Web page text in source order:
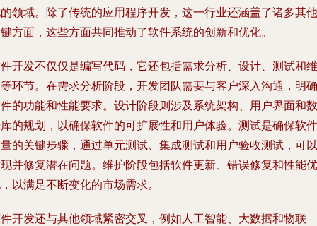
领域。除了传统的应用程序开发，这一行业还涵盖了诸多其他
方面，这些方面共同推动了软件系统的创新和优化。
开发不仅仅是编写代码，它还包括需求分析、设计、测试和维
环节。在需求分析阶段，开发团队需要与客户深入沟通，明确
的功能和性能要求。设计阶段则涉及系统架构、用户界面和数
的规划，以确保软件的可扩展性和用户体验。测试是确保软件
的关键步骤，通过单元测试、集成测试和用户验收测试，可以
并修复潜在问题。维护阶段包括软件更新、错误修复和性能优
以满足不断变化的市场需求。
开发还与其他领域紧密交叉，例如人工智能、大数据和物联